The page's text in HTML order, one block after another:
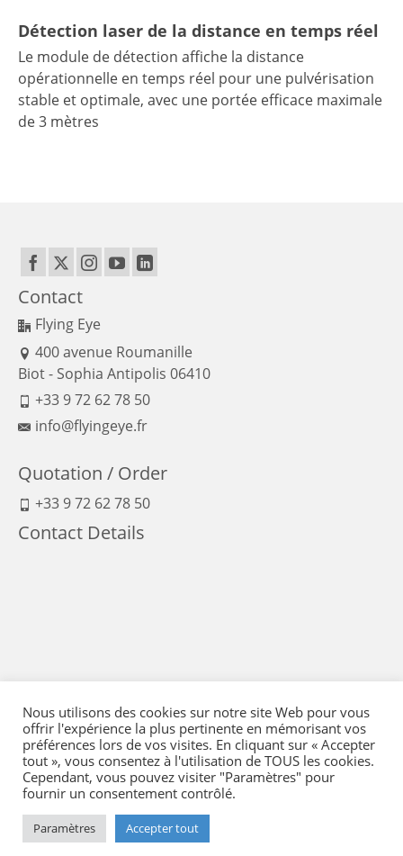
Détection laser de la distance en temps réel
Le module de détection affiche la distance
opérationnelle en temps réel pour une pulvérisation
stable et optimale, avec une portée efficace maximale
de 3 mètres
Contact
Flying Eye
400 avenue Roumanille
Biot - Sophia Antipolis 06410
+33 9 72 62 78 50
info@flyingeye.fr
Quotation / Order
+33 9 72 62 78 50
Contact Details
Legal Notice-Terms of Sales-Politique de confidentialité
Delivery and return Regulation -Sitemap
Nous utilisons des cookies sur notre site Web pour vous
offrir l'expérience la plus pertinente en mémorisant vos
préférences lors de vos visites. En cliquant sur « Accepter
tout », vous consentez à l'utilisation de TOUS les cookies.
Cependant, vous pouvez visiter "Paramètres" pour
fournir un consentement contrôlé.
Paramètres Accepter tout